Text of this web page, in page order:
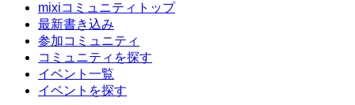
mixiコミュニティトップ
最新書き込み
参加コミュニティ
コミュニティを探す
イベント一覧
イベントを探す